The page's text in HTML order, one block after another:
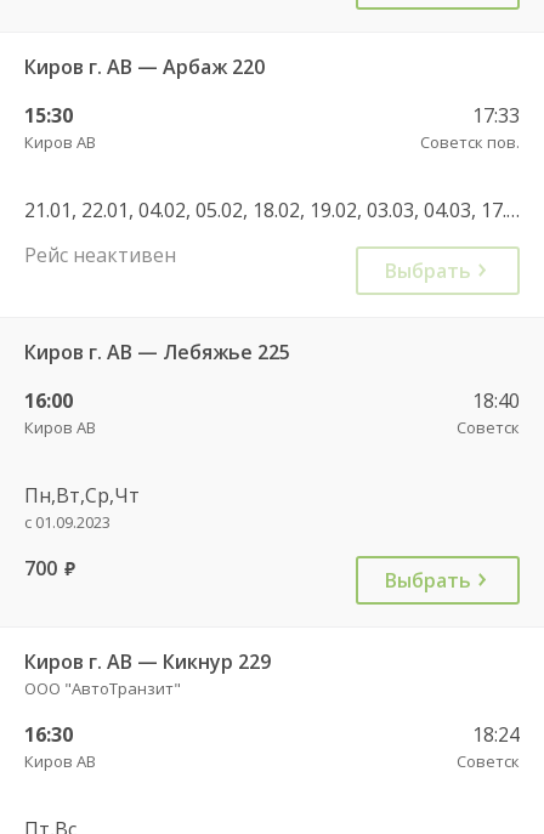
Киров г. АВ — Арбаж 220
15:30
Киров АВ
17:33
Советск пов.
21.01, 22.01, 04.02, 05.02, 18.02, 19.02, 03.03, 04.03, 17.03, 18.03, 31.03, 01.04, 14.04, 15.04, 28.04, 29.04, 12.05, 13.05, 26.05, 27.05, 09.06, 10.06, 23.06, 24.06, 07.07, 08.07, 21.07, 22.07, 04.08, 05.08, 18.08, 19.08, 01.09, 02.09, 15.09, 16.09, 29.09, 30.09, 13.10, 14.10, 27.10, 28.10, 10.11, 11.11, 24.11, 25.11, 08.12, 09.12, 22.12, 23.12
Рейс неактивен
Выбрать
Киров г. АВ — Лебяжье 225
16:00
Киров АВ
18:40
Советск
Пн,Вт,Ср,Чт
с 01.09.2023
700 руб. Выбрать
Киров г. АВ — Кикнур 229
ООО "АвтоТранзит"
16:30
Киров АВ
18:24
Советск